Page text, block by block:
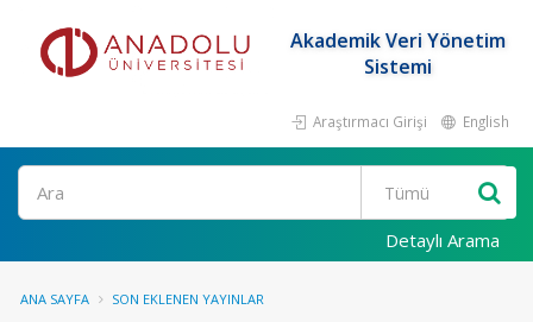
Akademik Veri Yönetim
Sistemi
Araştırmacı Girişi English
Ara
Detaylı Arama
ANA SAYFA SON EKLENEN YAYINLAR